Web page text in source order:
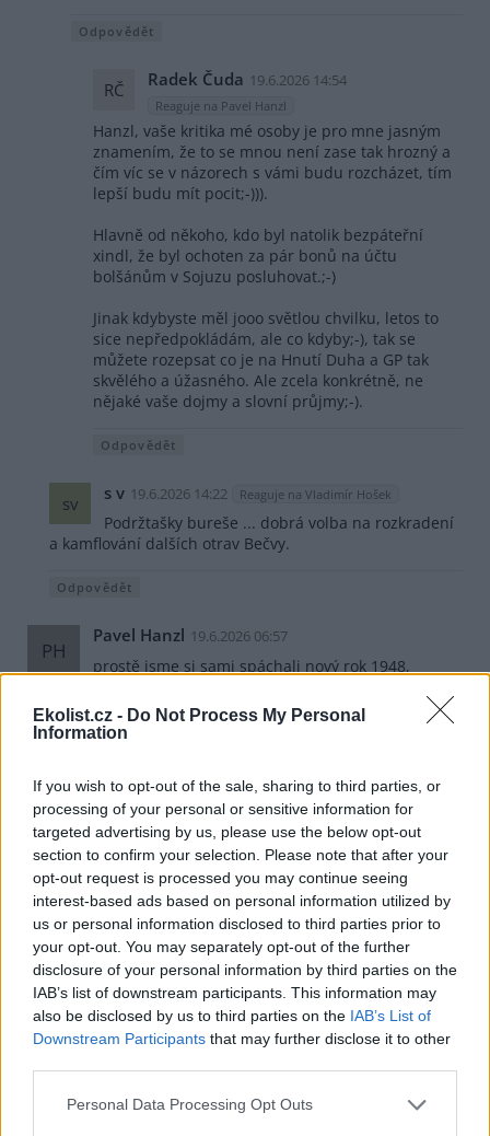
Ekolist.cz - Do Not Process My Personal
Information
If you wish to opt-out of the sale, sharing to third parties, or
processing of your personal or sensitive information for
targeted advertising by us, please use the below opt-out
section to confirm your selection. Please note that after your
opt-out request is processed you may continue seeing
interest-based ads based on personal information utilized by
us or personal information disclosed to third parties prior to
your opt-out. You may separately opt-out of the further
disclosure of your personal information by third parties on the
IAB’s list of downstream participants. This information may
also be disclosed by us to third parties on the IAB’s List of
Downstream Participants that may further disclose it to other
Personal Data Processing Opt Outs
Odpovědět
RČ Radek Čuda 19.6.2026 14:54
Reaguje na Pavel Hanzl
Hanzl, vaše kritika mé osoby je pro mne jasným
znamením, že to se mnou není zase tak hrozný a
čím víc se v názorech s vámi budu rozcházet, tím
lepší budu mít pocit;-))).
Hlavně od někoho, kdo byl natolik bezpáteřní
xindl, že byl ochoten za pár bonů na účtu
bolšánům v Sojuzu posluhovat.;-)
Jinak kdybyste měl jooo světlou chvilku, letos to
sice nepředpokládám, ale co kdyby;-), tak se
můžete rozepsat co je na Hnutí Duha a GP tak
skvělého a úžasného. Ale zcela konkrétně, ne
nějaké vaše dojmy a slovní průjmy;-).
Odpovědět
sv s v 19.6.2026 14:22 Reaguje na Vladimír Hošek
Podržtašky bureše ... dobrá volba na rozkradení
a kamflování dalších otrav Bečvy.
Odpovědět
PH
Pavel Hanzl 19.6.2026 06:57
prostě jsme si sami spáchali nový rok 1948,
ekonom Rusnok. Funkce se dávají za stranickou knížku a
nikoho nezajímá odbornoust kandidáta.
možných otvorů.
Odpovědět
Radek Čuda 19.6.2026 11:34 Reaguje na Pavel Hanzl
Já tedy nevím, zda to Rusnok fakt řek, ale pokud
ano, tak zrovna on by měl mlčet;-))).
A to srovnání s 48 může napsat jen úplný blbec.
Odpovědět
PH Pavel Hanzl 19.6.2026 13:42
Poslechněte si to, je to interwiev na ČT24